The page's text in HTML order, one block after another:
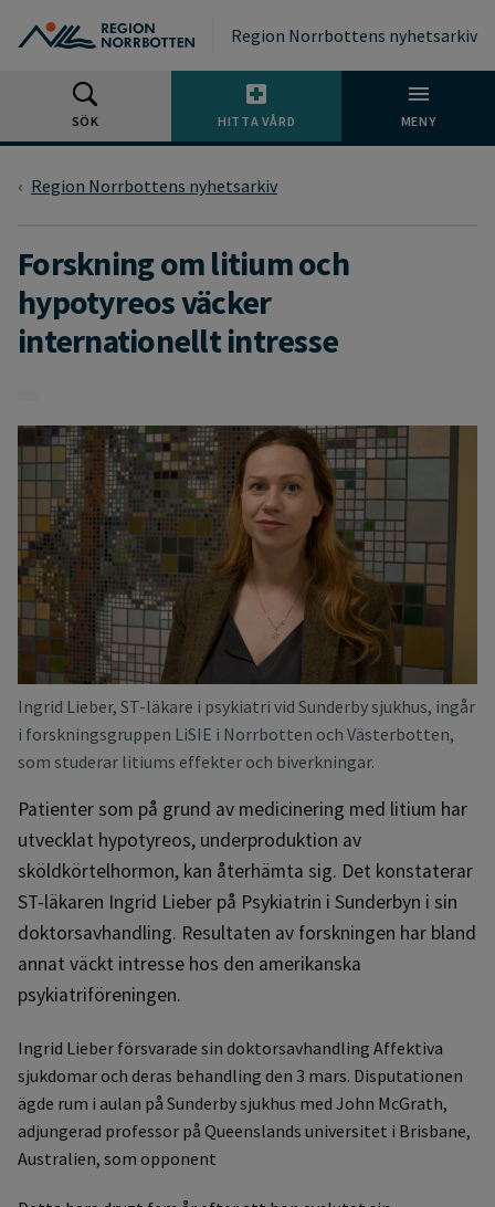
Region Norrbottens nyhetsarkiv
SÖK HITTA VÅRD MENY
Region Norrbottens nyhetsarkiv
Forskning om litium och
hypotyreos väcker
internationellt intresse
Ingrid Lieber, ST-läkare i psykiatri vid Sunderby sjukhus, ingår
i forskningsgruppen LiSIE i Norrbotten och Västerbotten,
som studerar litiums effekter och biverkningar.
Patienter som på grund av medicinering med litium har
utvecklat hypotyreos, underproduktion av
sköldkörtelhormon, kan återhämta sig. Det konstaterar
ST-läkaren Ingrid Lieber på Psykiatrin i Sunderbyn i sin
doktorsavhandling. Resultaten av forskningen har bland
annat väckt intresse hos den amerikanska
psykiatriföreningen.
Ingrid Lieber försvarade sin doktorsavhandling Affektiva
sjukdomar och deras behandling den 3 mars. Disputationen
ägde rum i aulan på Sunderby sjukhus med John McGrath,
adjungerad professor på Queenslands universitet i Brisbane,
Australien, som opponent